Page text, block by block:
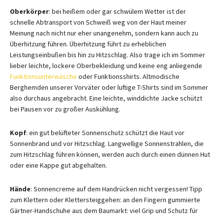
Oberkörper: bei heißem oder gar schwülem Wetter ist der
schnelle Abtransport von Schweiß weg von der Haut meiner
Meinung nach nicht nur eher unangenehm, sondern kann auch zu
Überhitzung führen. Überhitzung führt zu erheblichen
Leistungseinbußen bis hin zu Hitzschlag. Also trage ich im Sommer
lieber leichte, lockere Oberbekleidung und keine eng anliegende
Funktionsunterwäsche oder Funktionsshirts. Altmodische
Berghemden unserer Vorväter oder luftige T-Shirts sind im Sommer
also durchaus angebracht. Eine leichte, winddichte Jacke schützt
bei Pausen vor zu großer Auskühlung.
Kopf: ein gut belüfteter Sonnenschutz schützt die Haut vor
Sonnenbrand und vor Hitzschlag. Langwellige Sonnenstrahlen, die
zum Hitzschlag führen können, werden auch durch einen dünnen Hut
oder eine Kappe gut abgehalten.
Hände: Sonnencreme auf dem Handrücken nicht vergessen! Tipp
zum Klettern oder Klettersteiggehen: an den Fingern gummierte
Gärtner-Handschuhe aus dem Baumarkt: viel Grip und Schutz für